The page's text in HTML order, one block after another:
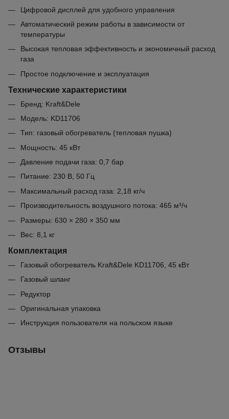
Цифровой дисплей для удобного управления
Автоматический режим работы в зависимости от
температуры
Высокая тепловая эффективность и экономичный расход
газа
Простое подключение и эксплуатация
Технические характеристики
Бренд: Kraft&Dele
Модель: KD11706
Тип: газовый обогреватель (тепловая пушка)
Мощность: 45 кВт
Давление подачи газа: 0,7 бар
Питание: 230 В, 50 Гц
Максимальный расход газа: 2,18 кг/ч
Производительность воздушного потока: 465 м³/ч
Размеры: 630 × 280 × 350 мм
Вес: 8,1 кг
Комплектация
Газовый обогреватель Kraft&Dele KD11706, 45 кВт
Газовый шланг
Редуктор
Оригинальная упаковка
Инструкция пользователя на польском языке
Отзывы